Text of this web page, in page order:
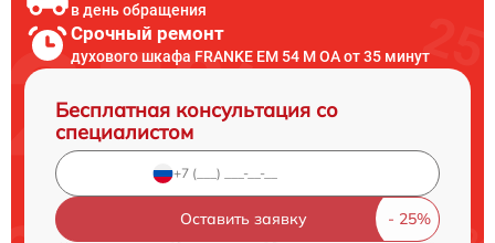
в день обращения
Срочный ремонт
духового шкафа FRANKE EM 54 M OA от 35 минут
Бесплатная консультация со
специалистом
Оставить заявку